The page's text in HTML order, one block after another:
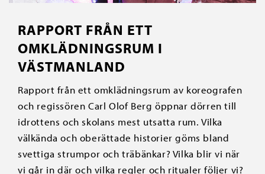
RAPPORT FRÅN ETT
OMKLÄDNINGSRUM I
VÄSTMANLAND
Rapport från ett omklädningsrum av koreografen
och regissören Carl Olof Berg öppnar dörren till
idrottens och skolans mest utsatta rum. Vilka
välkända och oberättade historier göms bland
svettiga strumpor och träbänkar? Vilka blir vi när
vi går in där och vilka regler och ritualer följer vi?